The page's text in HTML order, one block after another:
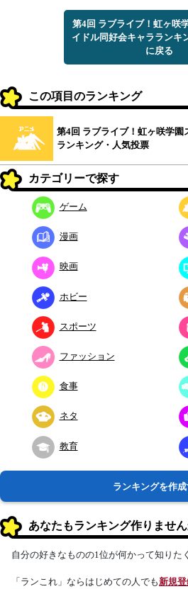
第4回 ラブライブ！虹ヶ咲
イドル同好会キャラランキ
に戻る
この項目のランキング
第4回 ラブライブ！虹ヶ咲学
ランキング・人気投票
カテゴリーで探す
ゲーム
漫画
映画
ホビー
スポーツ
ファッション
食事
ネタ
教育
ランキングを作
あなたもランキング作りませ
自分の好きなものの1位が何かって知りた
「ランこれ」ならはじめての人でも新規